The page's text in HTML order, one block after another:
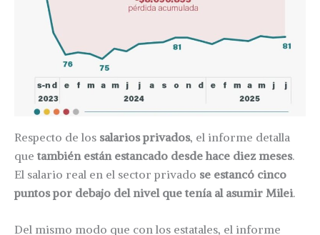
Respecto de los salarios privados, el informe detalla
que también están estancado desde hace diez meses.
El salario real en el sector privado se estancó cinco
puntos por debajo del nivel que tenía al asumir Milei.
Del mismo modo que con los estatales, el informe